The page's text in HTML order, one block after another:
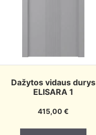
Dažytos vidaus durys
ELISARA 1
415,00 €